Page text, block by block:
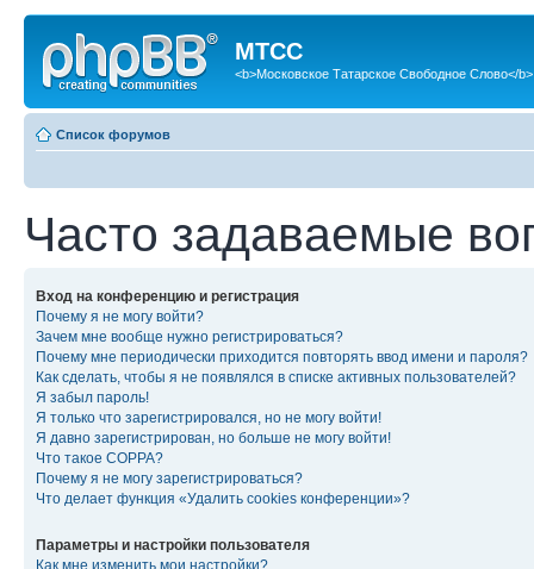
МТСС
<b>Московское Татарское Свободное Слово</b>
Список форумов
Часто задаваемые
Вход на конференцию и регистрация
Почему я не могу войти?
Зачем мне вообще нужно регистрироваться?
Почему мне периодически приходится повторять ввод имени и пароля?
Как сделать, чтобы я не появлялся в списке активных пользователей?
Я забыл пароль!
Я только что зарегистрировался, но не могу войти!
Я давно зарегистрирован, но больше не могу войти!
Что такое COPPA?
Почему я не могу зарегистрироваться?
Что делает функция «Удалить cookies конференции»?
Параметры и настройки пользователя
Как мне изменить мои настройки?